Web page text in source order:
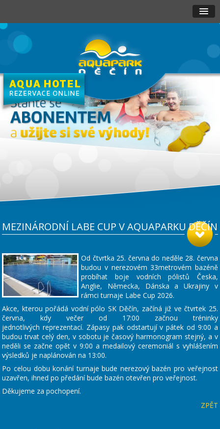
MEZINÁRODNÍ LABE CUP V AQUAPARKU DĚČÍN
Od čtvrtka 25. června do neděle 28. června
budou v nerezovém 33metrovém bazéně
probíhat boje vodních pólistů Česka,
Anglie, Německa, Dánska a Ukrajiny v
rámci turnaje Labe Cup 2026.
Akce, kterou pořádá vodní pólo SK Děčín, začíná již ve čtvrtek 25.
června, kdy večer od 17:00 začnou tréninky
jednotlivých reprezentací. Zápasy pak odstartují v pátek od 9:00 a
budou trvat celý den, v sobotu je časový harmonogram stejný, a v
neděli se začne opět v 9:00 a medailový ceremoniál s vyhlášením
výsledků je naplánován na 13:00.
Po celou dobu konání turnaje bude nerezový bazén pro veřejnost
uzavřen, ihned po předání bude bazén otevřen pro veřejnost.
Děkujeme za pochopení.
ZPĚT